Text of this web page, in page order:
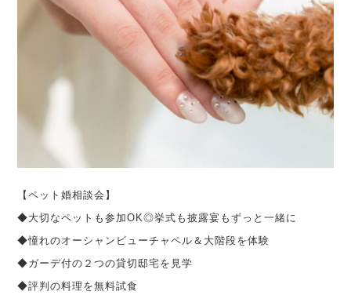
【ペット婚相談会】
◆大切なペットも参加OK◎挙式も披露宴もずっと一緒に
◆憧れのオーシャンビューチャペル＆大階段を体験
◆ガーデ付の２つの貸切邸宅を見学
◆評判の料理を無料試食